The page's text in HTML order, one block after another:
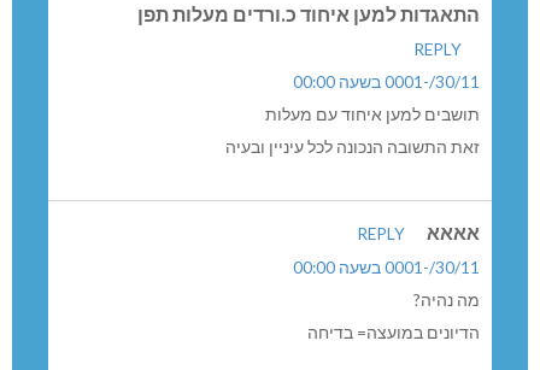
התאגדות למען איחוד כ.ורדים מעלות תפן
REPLY
30/11/-0001 בשעה 00:00
תושבים למען איחוד עם מעלות
זאת התשובה הנכונה לכל עיניין ובעיה
אאאא
REPLY
30/11/-0001 בשעה 00:00
מה נהיה?
הדיונים במועצה= בדיחה